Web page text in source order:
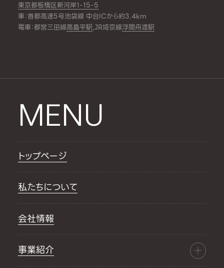
東京都板橋区新河岸1-15-5
車：首都高速5号池袋線 中台ICから約3.4km
電車：都営三田線高島平駅,JR埼京線浮間舟渡駅
MENU
トップページ
私たちについて
会社情報
事業紹介